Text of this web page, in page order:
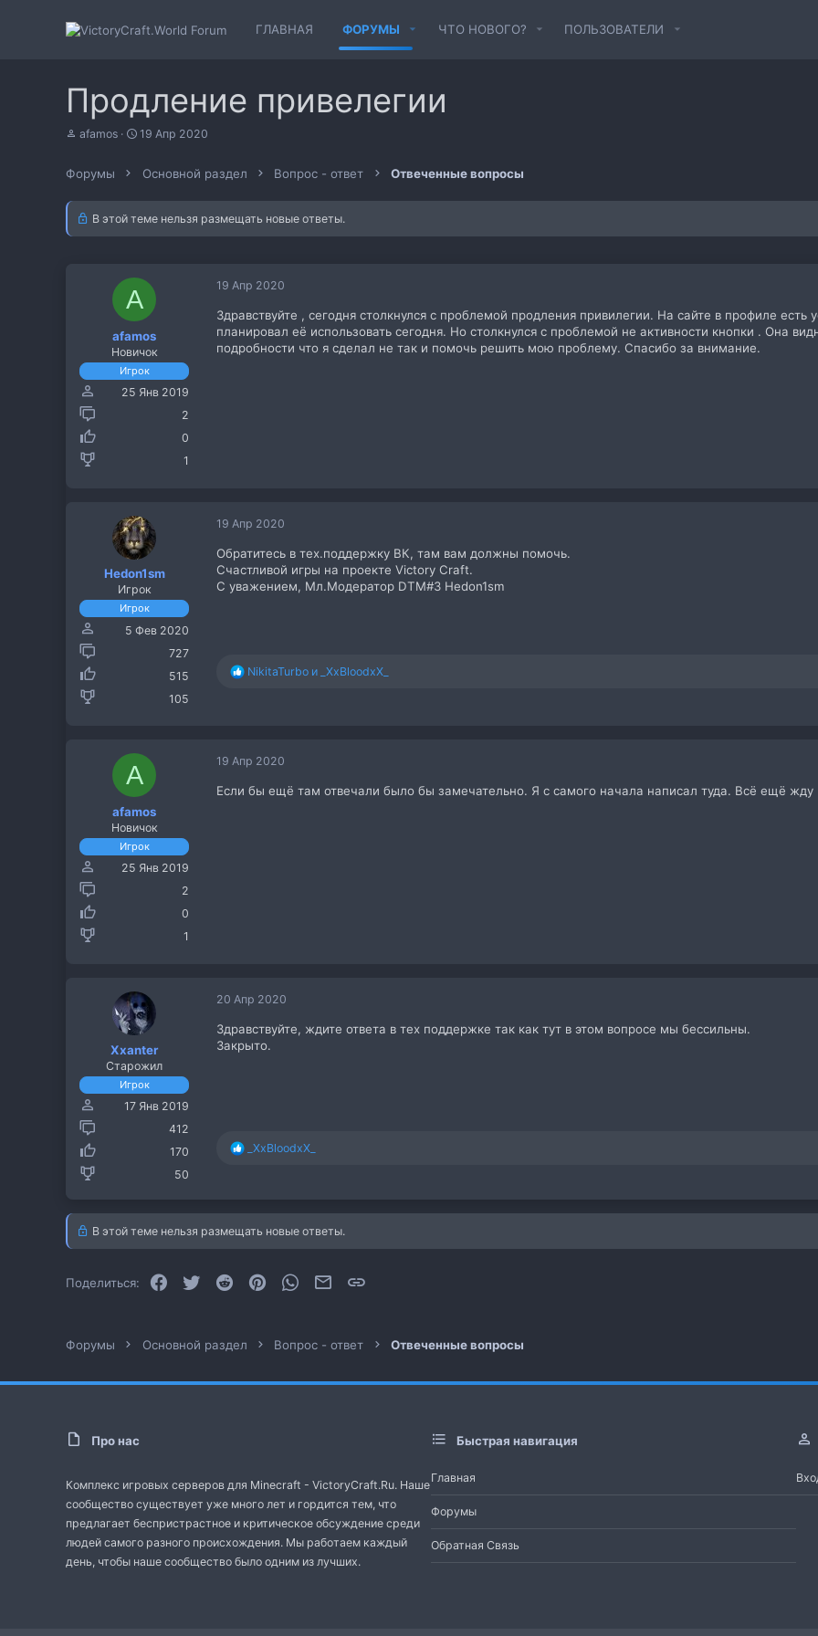
ГЛАВНАЯ ФОРУМЫ ЧТО НОВОГО? ПОЛЬЗОВАТЕЛИ
Продление привелегии
А
о
т
е
afamos
Д
а
ч
19 Апр 2020
Форумы Основной раздел Вопрос - ответ Отвеченные вопросы
В этой теме нельзя размещать новые ответы.
A
afamos
Новичок
Игрок
25 Янв 2019
2
0
1
19 Апр 2020
Здравствуйте , сегодня столкнулся с проблемой продления привилегии. На сайте в профиле есть
планировал её использовать сегодня. Но столкнулся с проблемой не активности кнопки . Она
подробности что я сделал не так и помочь решить мою проблему. Спасибо за внимание.
Hedon1sm
Игрок
Игрок
5 Фев 2020
727
515
105
19 Апр 2020
Обратитесь в тех.поддержку ВК, там вам должны помочь.
Счастливой игры на проекте Victory Craft.
С уважением, Мл.Модератор DTM#3 Hedon1sm
Р
и
NikitaTurbo и _XxBloodxX_
A
afamos
Новичок
Игрок
25 Янв 2019
2
0
1
19 Апр 2020
Если бы ещё там отвечали было бы замечательно. Я с самого начала написал туда. Всё ещё жду
Xxanter
Старожил
Игрок
17 Янв 2019
412
170
50
20 Апр 2020
Здравствуйте, ждите ответа в тех поддержке так как тут в этом вопросе мы бессильны.
Закрыто.
Р
и
_XxBloodxX_
В этой теме нельзя размещать новые ответы.
Поделиться: Facebook
Twitter Reddit PinterestWhatsAppЭлектронная почта
Форумы Основной раздел Вопрос - ответ Отвеченные вопросы
Про нас
Комплекс игровых серверов для Minecraft - VictoryCraft.Ru. Наше
сообщество существует уже много лет и гордится тем, что
предлагает беспристрастное и критическое обсуждение среди
людей самого разного происхождения. Мы работаем каждый
день, чтобы наше сообщество было одним из лучших.
Быстрая навигация
Главная
Форумы
Обратная Связь